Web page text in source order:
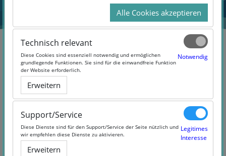
Mit den Bienen leben
(#beeMOOC)
Alle Cookies akzeptieren
Technisch relevant
Diese Cookies sind essenziell notwendig und ermöglichen
grundlegende Funktionen. Sie sind für die einwandfreie Funktion
der Website erforderlich.
Notwendig
Erweitern
Support/Service
Diese Dienste sind für den Support/Service der Seite nützlich und
wir empfehlen diese Dienste zu aktivieren.
Legitimes
Interesse
Erweitern
Alle Cookies akzeptieren
Technisch relevant
Diese Cookies sind essenziell notwendig und ermöglichen
grundlegende Funktionen. Sie sind für die einwandfreie Funktion
der Website erforderlich.
Notwendig
Erweitern
Support/Service
Diese Dienste sind für den Support/Service der Seite nützlich und
wir empfehlen diese Dienste zu aktivieren.
Legitimes
Interesse
Erweitern